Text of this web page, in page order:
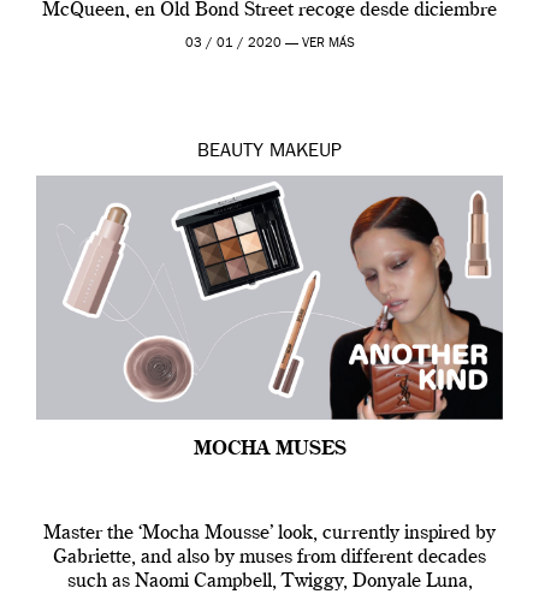
McQueen, en Old Bond Street recoge desde diciembre
de 2019 hasta final de abril […]
03 / 01 / 2020 — VER MÁS
BEAUTY MAKEUP
MOCHA MUSES
Master the ‘Mocha Mousse’ look, currently inspired by
Gabriette, and also by muses from different decades
such as Naomi Campbell, Twiggy, Donyale Luna,